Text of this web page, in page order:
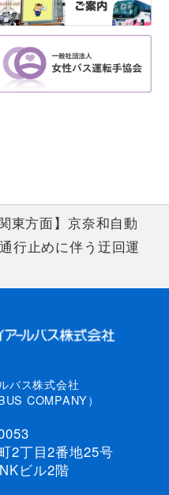
東方面】京奈和自動
行止めに伴う迂回運
バス株式会社
COMPANY）
2丁目2番地25号
ビル2階